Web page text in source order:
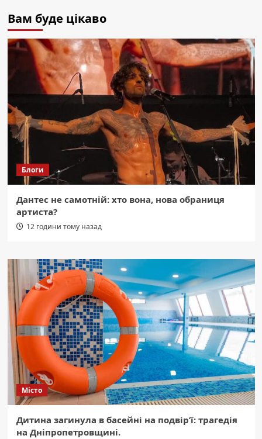
Вам буде цікаво
Блоги
Дантес не самотній: хто вона, нова обраниця
артиста?
12 години тому назад
Місто
Дитина загинула в басейні на подвір’ї: трагедія
на Дніпропетровщині.